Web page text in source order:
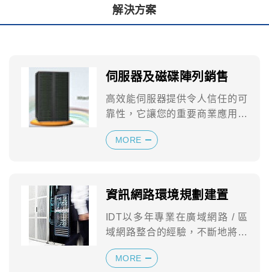
解決方案
伺服器及磁碟陣列銷售
高效能伺服器提供令人信任的可
靠性，它讓您的重要商業應用程
式隨時保持運作，以便您的 IT
人員得以專...
MORE
資訊網路環境規劃建置
IDT以多年專業在廣域網路 / 區
域網路整合的經驗，不斷地將新
的通訊技術及知識服務客戶，讓
客戶永遠...
MORE